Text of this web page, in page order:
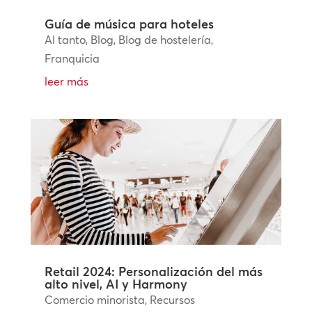
Guía de música para hoteles
Al tanto, Blog, Blog de hostelería,
Franquicia
leer más
Retail 2024: Personalización del más
alto nivel, AI y Harmony
Comercio minorista, Recursos